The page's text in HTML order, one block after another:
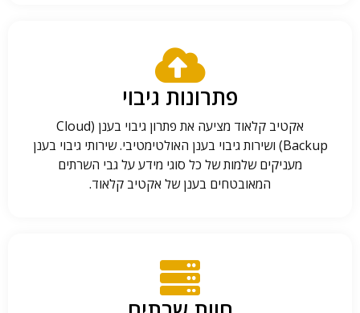
פתרונות גיבוי
אקטיב קלאוד מציעה את פתרון גיבוי בענן (Cloud
Backup) ושירות גיבוי בענן האולטימטיבי. שירותי גיבוי בענן
מעניקים שלמות של כל סוגי מידע על גבי השרתים
המאובטחים בענן של אקטיב קלאוד.